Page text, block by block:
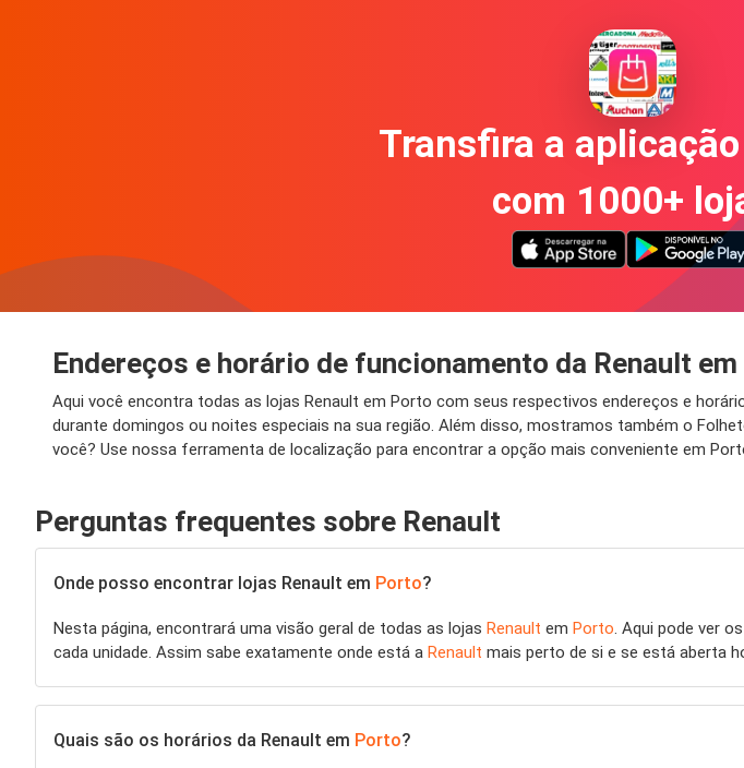
Transfira a
com 1000+
Endereços e horário de funcionamento da Renault
Aqui você encontra todas as lojas Renault em Porto com seus respectivos endereços e
durante domingos ou noites especiais na sua região. Além disso, mostramos também o
você? Use nossa ferramenta de localização para encontrar a opção mais conveniente em
Perguntas frequentes sobre Renault
Onde posso encontrar lojas Renault em Porto?
Nesta página, encontrará uma visão geral de todas as lojas Renault em Porto. Aqui pode ver
cada unidade. Assim sabe exatamente onde está a Renault mais perto de si e se está aberta
Quais são os horários da Renault em Porto?